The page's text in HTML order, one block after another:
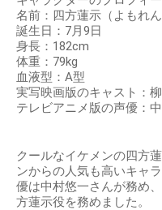
名前：四方蓮示（よもれん
誕生日：7月9日
身長：182cm
体重：79kg
血液型：A型
実写映画版のキャスト：
テレビアニメ版の声優：
クールなイケメンの四方
ンからの人気も高いキャ
優は中村悠一さんが務め
方蓮示役を務めました。